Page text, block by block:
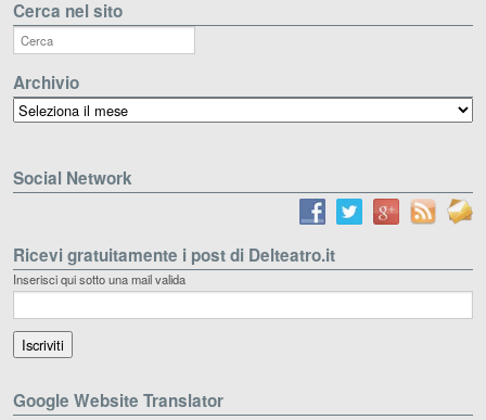
Cerca nel sito
Archivio
Archivio
Social Network
Ricevi gratuitamente i post di Delteatro.it
Inserisci qui sotto una mail valida
Google Website Translator